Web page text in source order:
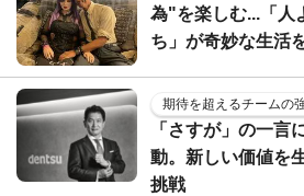
為"を楽しむ...「人
ち」が奇妙な生活
期待を超えるチームの
「さすが」の一言
動。新しい価値を
挑戦